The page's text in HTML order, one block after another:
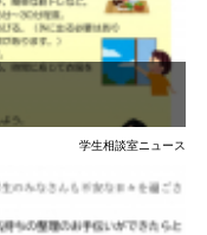
学生相談室ニュース